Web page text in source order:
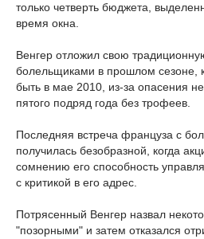
только четверть бюджета,
время окна.
Венгер отложил свою
болельщиками в прошлом сезоне,
быть в мае 2010, из-за опасения
пятого подряд года без трофеев.
Последняя встреча француза с
получилась безобразной, когда
сомнению его способность
с критикой в его адрес.
Потрясенный Венгер назвал
"позорными" и затем отказался